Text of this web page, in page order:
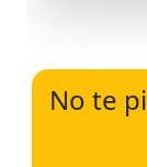
No te